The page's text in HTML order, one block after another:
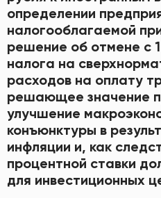
определении
налогооблагаемой
решение об отмене с
налога на
расходов на оплату
решающее значение
улучшение
конъюнктуры в
инфляции и, как
процентной ставки
для инвестиционных